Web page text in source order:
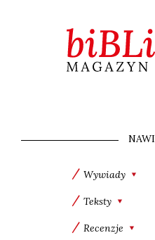
Wywiady
Teksty
Recenzje